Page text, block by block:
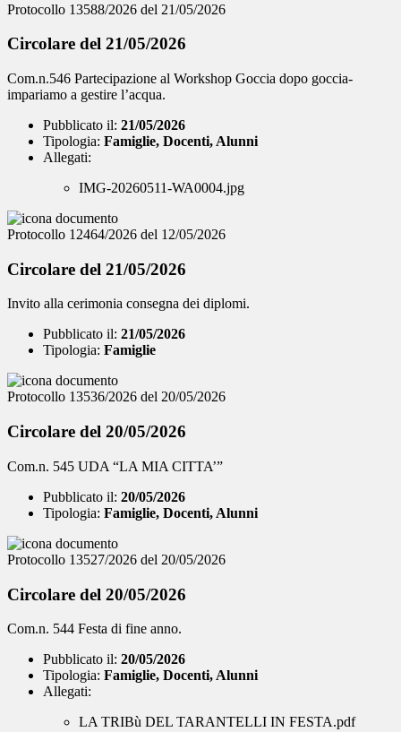
Protocollo 13588/2026 del 21/05/2026
Circolare del 21/05/2026
Com.n.546 Partecipazione al Workshop Goccia dopo goccia-
impariamo a gestire l’acqua.
Pubblicato il: 21/05/2026
Tipologia: Famiglie, Docenti, Alunni
Allegati:
IMG-20260511-WA0004.jpg
Protocollo 12464/2026 del 12/05/2026
Circolare del 21/05/2026
Invito alla cerimonia consegna dei diplomi.
Pubblicato il: 21/05/2026
Tipologia: Famiglie
Protocollo 13536/2026 del 20/05/2026
Circolare del 20/05/2026
Com.n. 545 UDA “LA MIA CITTA’”
Pubblicato il: 20/05/2026
Tipologia: Famiglie, Docenti, Alunni
Protocollo 13527/2026 del 20/05/2026
Circolare del 20/05/2026
Com.n. 544 Festa di fine anno.
Pubblicato il: 20/05/2026
Tipologia: Famiglie, Docenti, Alunni
Allegati:
LA TRIBù DEL TARANTELLI IN FESTA.pdf